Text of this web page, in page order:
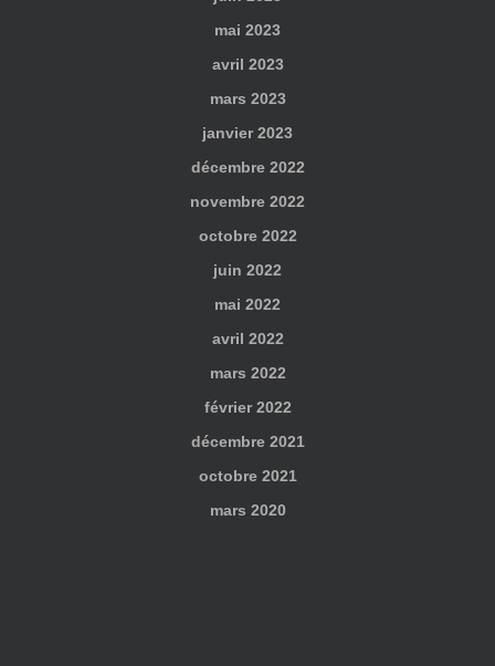
mai 2023
avril 2023
mars 2023
janvier 2023
décembre 2022
novembre 2022
octobre 2022
juin 2022
mai 2022
avril 2022
mars 2022
février 2022
décembre 2021
octobre 2021
mars 2020